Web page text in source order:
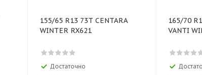
155/65 R13 73T CENTARA
WINTER RX621
Достаточно
165/70
VANTI